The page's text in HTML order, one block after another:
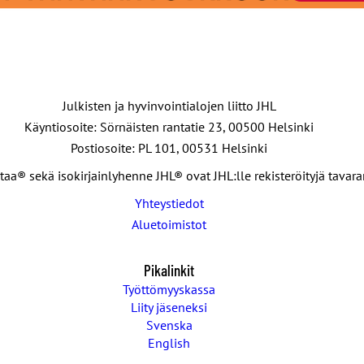
Julkisten ja hyvinvointialojen liitto JHL
Käyntiosoite: Sörnäisten rantatie 23, 00500 Helsinki
Postiosoite: PL 101, 00531 Helsinki
sekä isokirjainlyhenne JHL® ovat JHL:lle rekisteröityjä
Yhteystiedot
Aluetoimistot
Pikalinkit
Työttömyyskassa
Liity jäseneksi
Svenska
English